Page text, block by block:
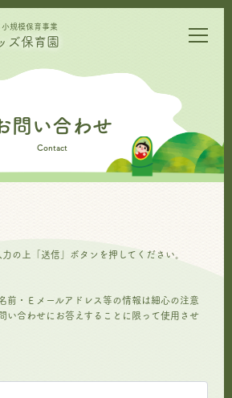
規模保育事業
ズ保育園
問い合わせ
Contact
の上「送信」ボタンを押してください。
前・Ｅメールアドレス等の情報は細心の注意
い合わせにお答えすることに限って使用させ